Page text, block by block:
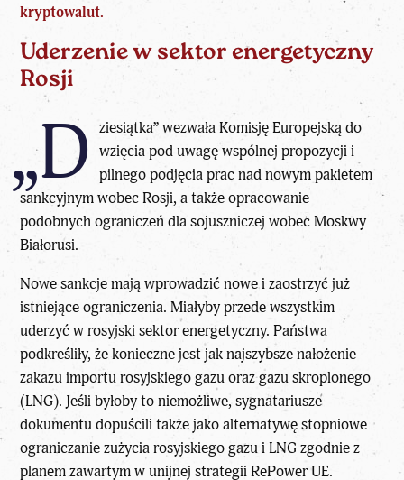
kryptowalut.
Uderzenie w sektor energetyczny
Rosji
„D
ziesiątka” wezwała Komisję Europejską do
wzięcia pod uwagę wspólnej propozycji i
pilnego podjęcia prac nad nowym pakietem
sankcyjnym wobec Rosji, a także opracowanie
podobnych ograniczeń dla sojuszniczej wobec Moskwy
Białorusi.
Nowe sankcje mają wprowadzić nowe i zaostrzyć już
istniejące ograniczenia. Miałyby przede wszystkim
uderzyć w rosyjski sektor energetyczny. Państwa
podkreśliły, że konieczne jest jak najszybsze nałożenie
zakazu importu rosyjskiego gazu oraz gazu skroplonego
(LNG). Jeśli byłoby to niemożliwe, sygnatariusze
dokumentu dopuścili także jako alternatywę stopniowe
ograniczanie zużycia rosyjskiego gazu i LNG zgodnie z
planem zawartym w unijnej strategii RePower UE.